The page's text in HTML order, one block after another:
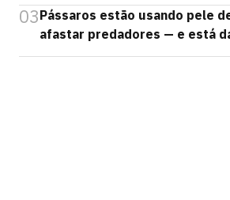
03Pássaros estão usando pele
afastar predadores — e está